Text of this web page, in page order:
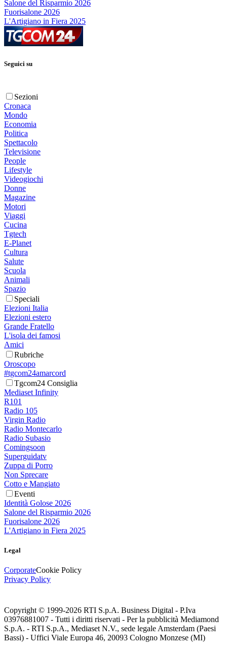
Salone del Risparmio 2026
Fuorisalone 2026
L'Artigiano in Fiera 2025
Seguici su
Sezioni
Cronaca
Mondo
Economia
Politica
Spettacolo
Televisione
People
Lifestyle
Videogiochi
Donne
Magazine
Motori
Viaggi
Cucina
Tgtech
E-Planet
Cultura
Salute
Scuola
Animali
Spazio
Speciali
Elezioni Italia
Elezioni estero
Grande Fratello
L'isola dei famosi
Amici
Rubriche
Oroscopo
#tgcom24amarcord
Tgcom24 Consiglia
Mediaset Infinity
R101
Radio 105
Virgin Radio
Radio Montecarlo
Radio Subasio
Comingsoon
Superguidatv
Zuppa di Porro
Non Sprecare
Cotto e Mangiato
Eventi
Identità Golose 2026
Salone del Risparmio 2026
Fuorisalone 2026
L'Artigiano in Fiera 2025
Legal
CorporateCookie Policy
Privacy Policy
Copyright © 1999-2026 RTI S.p.A. Business Digital - P.Iva
03976881007 - Tutti i diritti riservati - Per la pubblicità Mediamond
S.p.A. - RTI S.p.A., Mediaset N.V., sede legale Amsterdam (Paesi
Bassi) - Uffici Viale Europa 46, 20093 Cologno Monzese (MI)